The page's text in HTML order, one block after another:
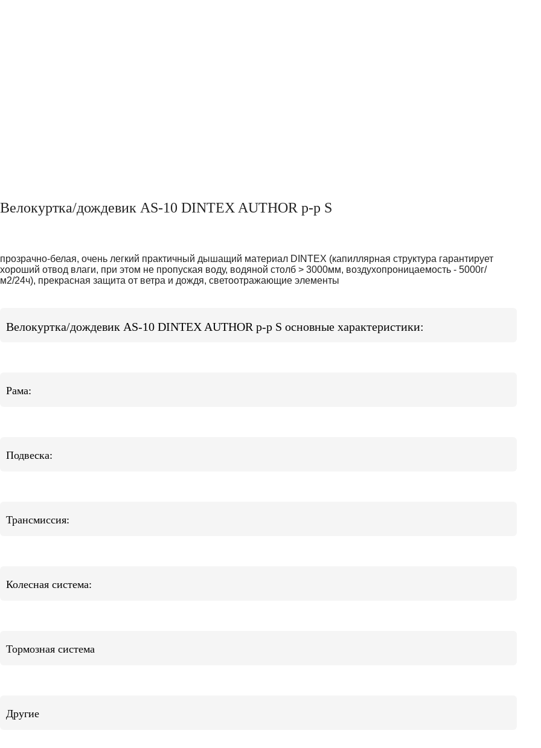
Велокуртка/дождевик AS-10 DINTEX AUTHOR р-р S
прозрачно-белая, очень легкий практичный дышащий материал DINTEX (капиллярная структура гарантирует
хороший отвод влаги, при этом не пропуская воду, водяной столб > 3000мм, воздухопроницаемость - 5000г/
м2/24ч), прекрасная защита от ветра и дождя, светоотражающие элементы
Велокуртка/дождевик AS-10 DINTEX AUTHOR р-р S основные характеристики:
Рама:
Подвеска:
Трансмиссия:
Колесная система:
Тормозная система
Другие